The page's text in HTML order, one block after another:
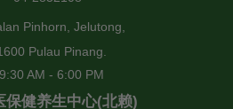
Pinhorn, Jelutong,
Pulau Pinang.
AM - 6:00 PM
保健养生中心(北赖)